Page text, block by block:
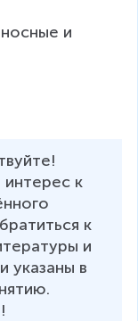
и
интерес к
к
и
указаны в